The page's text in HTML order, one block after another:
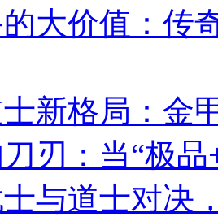
大价值：传
新格局：金
刃：当“极
与道士对决